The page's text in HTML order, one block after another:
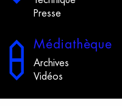
Presse
Médiathèque
Archives
Vidéos